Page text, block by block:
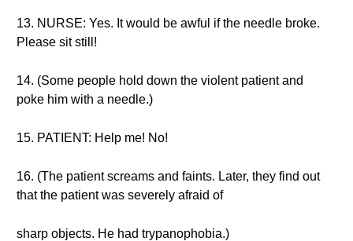
13. NURSE: Yes. It would be awful if the needle broke.
Please sit still!
14. (Some people hold down the violent patient and
poke him with a needle.)
15. PATIENT: Help me! No!
16. (The patient screams and faints. Later, they find out
that the patient was severely afraid of
sharp objects. He had trypanophobia.)